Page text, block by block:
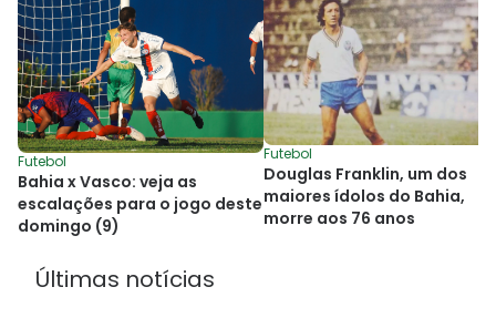
Futebol
Bahia x Vasco: veja as
escalações para o jogo deste
domingo (9)
Futebol
Douglas Franklin, um dos
maiores ídolos do Bahia,
morre aos 76 anos
Últimas notícias